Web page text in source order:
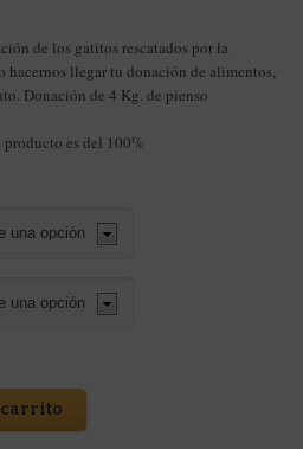
de los gatitos rescatados por la
hacernos llegar tu donación de alimentos,
Donación de 4 Kg. de pienso
es del 100%